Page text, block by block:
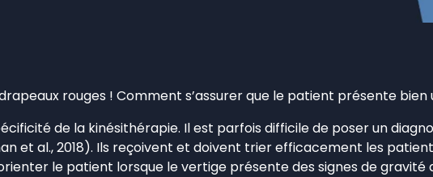
rouges ! Comment s’assurer que le patient présente
de la kinésithérapie. Il est parfois difficile de poser un
et al., 2018). Ils reçoivent et doivent trier efficacement les
le patient lorsque le vertige présente des signes de gravité